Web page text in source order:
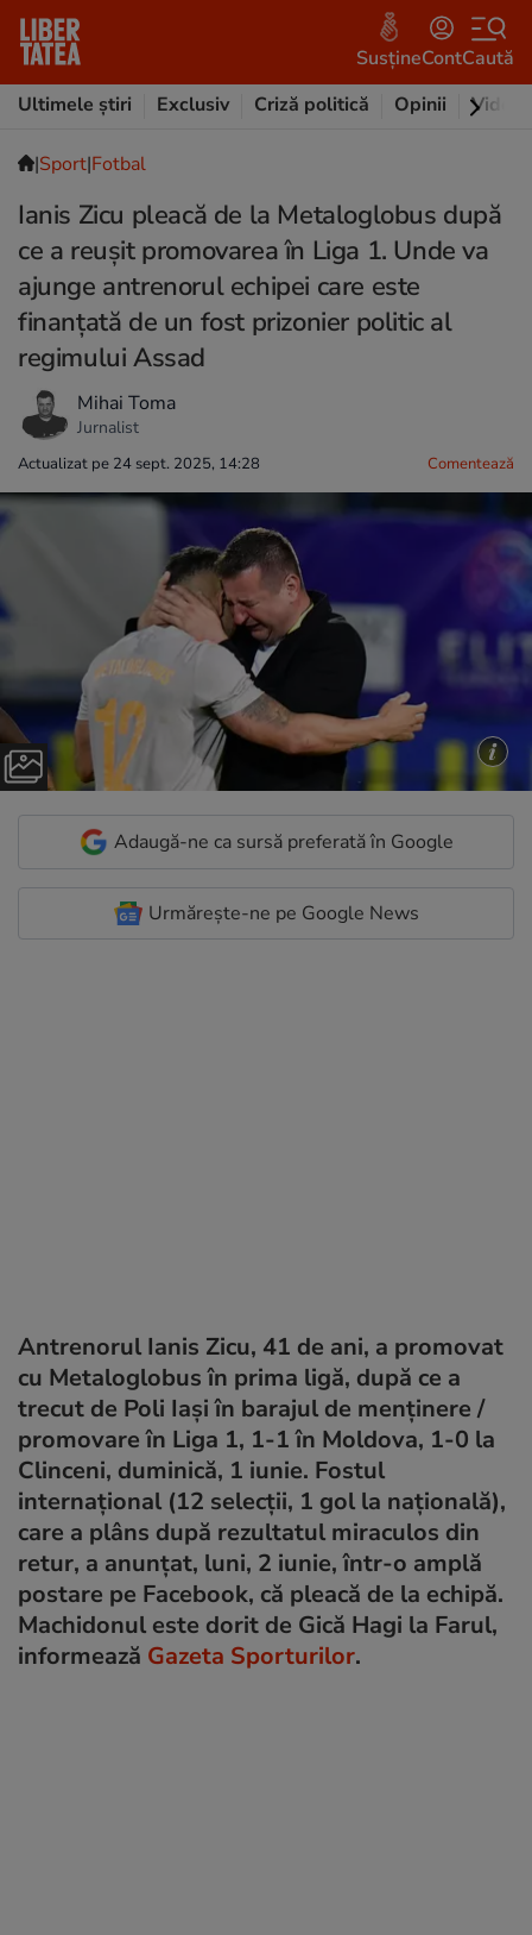
SusțineContCaută
Ultimele știri
Exclusiv Criză politică Opinii Video
|Sport|Fotbal
Ianis Zicu pleacă de la Metaloglobus după
ce a reușit promovarea în Liga 1. Unde va
ajunge antrenorul echipei care este
finanțată de un fost prizonier politic al
regimului Assad
Mihai Toma
Jurnalist
Actualizat pe 24 sept. 2025, 14:28 Comentează
Adaugă-ne ca sursă preferată în Google
Urmărește-ne pe Google News
Antrenorul Ianis Zicu, 41 de ani, a promovat
cu Metaloglobus în prima ligă, după ce a
trecut de Poli Iași în barajul de menținere /
promovare în Liga 1, 1-1 în Moldova, 1-0 la
Clinceni, duminică, 1 iunie. Fostul
internațional (12 selecții, 1 gol la națională),
care a plâns după rezultatul miraculos din
retur, a anunțat, luni, 2 iunie, într-o amplă
postare pe Facebook, că pleacă de la echipă.
Machidonul este dorit de Gică Hagi la Farul,
informează Gazeta Sporturilor.